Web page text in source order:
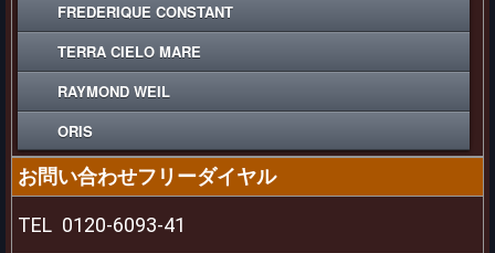
FREDERIQUE CONSTANT
TERRA CIELO MARE
RAYMOND WEIL
ORIS
お問い合わせフリーダイヤル
TEL 0120-6093-41